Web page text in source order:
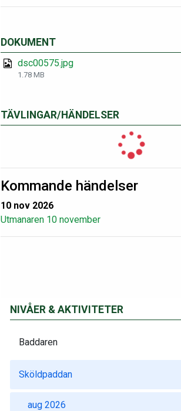
DOKUMENT
dsc00575.jpg
1.78 MB
TÄVLINGAR/HÄNDELSER
Kommande händelser
10 nov 2026
Utmanaren 10 november
NIVÅER & AKTIVITETER
Baddaren
Sköldpaddan
aug 2026